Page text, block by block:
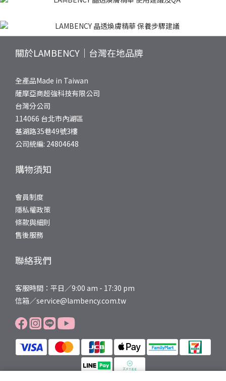
關於LAMBENCY｜台灣在地品牌
全產品Made in Taiwan
薩摩亞商超強科技有限公司
台灣分公司
114066 台北市內湖區
基湖路35巷49號3樓
公司統編: 24804648
購物須知
會員制度
隱私權政策
條款與細則
售後服務
聯絡我們
客服時間：平日／9:00 am - 17:30 pm
信箱／service@lambency.com.tw